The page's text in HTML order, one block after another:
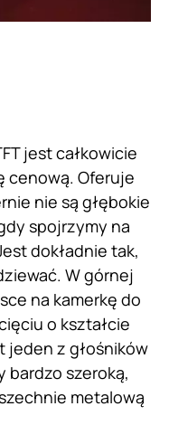
jest całkowicie
cenową. Oferuje
nie są głębokie
spojrzymy na
dokładnie tak,
W górnej
na kamerkę do
o kształcie
jeden z głośników
bardzo szeroką,
metalową